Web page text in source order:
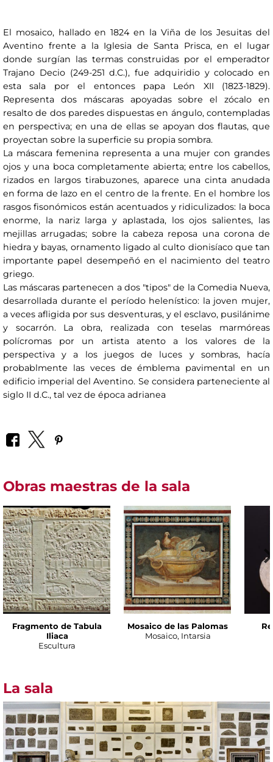
El mosaico, hallado en 1824 en la Viña de los Jesuitas del
Aventino frente a la Iglesia de Santa Prisca, en el lugar
donde surgían las termas construidas por el emperadtor
Trajano Decio (249-251 d.C.), fue adquiridio y colocado en
esta sala por el entonces papa León XII (1823-1829).
Representa dos máscaras apoyadas sobre el zócalo en
resalto de dos paredes dispuestas en ángulo, contempladas
en perspectiva; en una de ellas se apoyan dos flautas, que
proyectan sobre la superficie su propia sombra.
La máscara femenina representa a una mujer con grandes
ojos y una boca completamente abierta; entre los cabellos,
rizados en largos tirabuzones, aparece una cinta anudada
en forma de lazo en el centro de la frente. En el hombre los
rasgos fisonómicos están acentuados y ridiculizados: la boca
enorme, la nariz larga y aplastada, los ojos salientes, las
mejillas arrugadas; sobre la cabeza reposa una corona de
hiedra y bayas, ornamento ligado al culto dionisíaco que tan
importante papel desempeñó en el nacimiento del teatro
griego.
Las máscaras partenecen a dos "tipos" de la Comedia Nueva,
desarrollada durante el período helenístico: la joven mujer,
a veces afligida por sus desventuras, y el esclavo, pusilánime
y socarrón. La obra, realizada con teselas marmóreas
polícromas por un artista atento a los valores de la
perspectiva y a los juegos de luces y sombras, hacía
probablmente las veces de émblema pavimental en un
edificio imperial del Aventino. Se considera parteneciente al
siglo II d.C., tal vez de época adrianea
Obras maestras de la sala
Fragmento de Tabula
Iliaca
Escultura
Mosaico de las Palomas
Mosaico, Intarsia
La sala